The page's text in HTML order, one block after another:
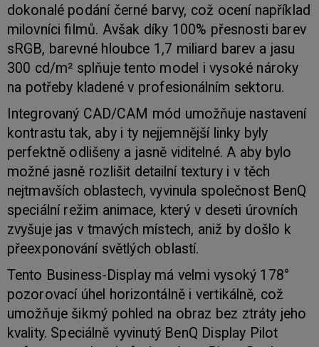
dokonalé podání černé barvy, což ocení například
milovníci filmů. Avšak díky 100% přesnosti barev
sRGB, barevné hloubce 1,7 miliard barev a jasu
300 cd/m² splňuje tento model i vysoké nároky
na potřeby kladené v profesionálním sektoru.
Integrovaný CAD/CAM mód umožňuje nastavení
kontrastu tak, aby i ty nejjemnější linky byly
perfektně odlišeny a jasně viditelné. A aby bylo
možné jasně rozlišit detailní textury i v těch
nejtmavších oblastech, vyvinula společnost BenQ
speciální režim animace, který v deseti úrovních
zvyšuje jas v tmavých místech, aniž by došlo k
přeexponování světlých oblastí.
Tento Business-Display má velmi vysoký 178°
pozorovací úhel horizontálně i vertikálně, což
umožňuje šikmý pohled na obraz bez ztráty jeho
kvality. Speciálně vyvinutý BenQ Display Pilot